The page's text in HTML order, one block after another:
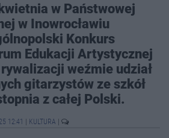
w Państwowej
w Inowrocławiu
Konkurs
Edukacji Artystycznej
weźmie udział
gitarzystów ze szkół
z całej Polski.
12:41 KULTURA